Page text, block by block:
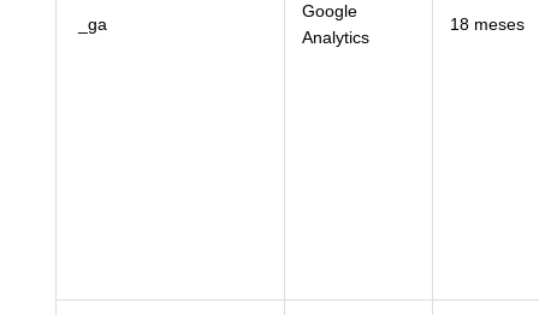
_ga
Google
Analytics
18 meses